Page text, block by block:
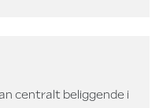
centralt beliggende i